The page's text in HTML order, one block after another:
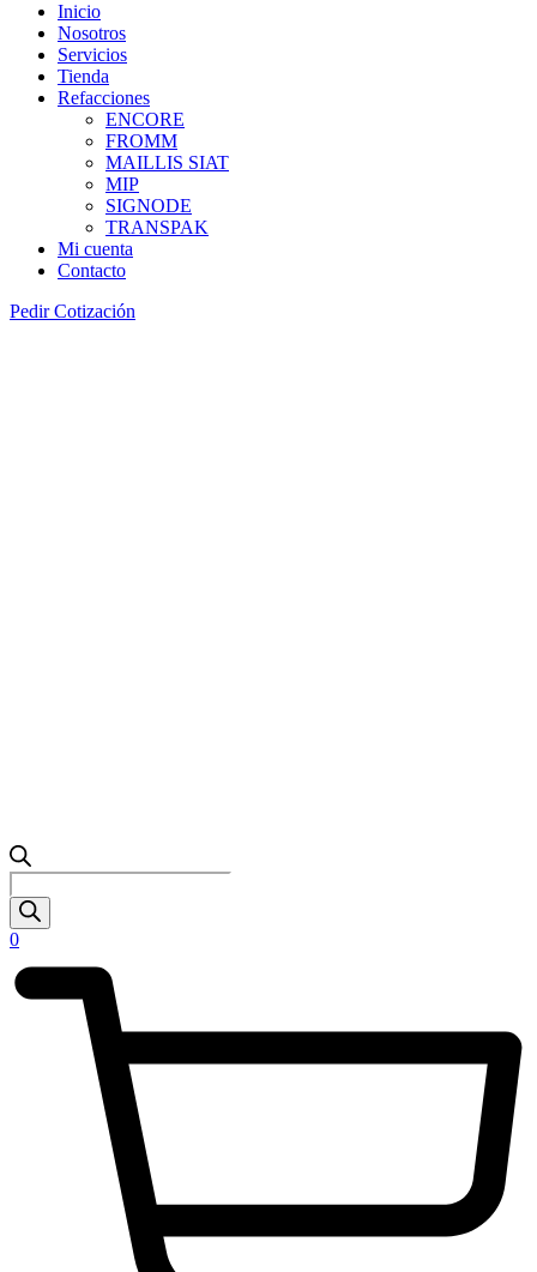
Inicio
Nosotros
Servicios
Tienda
Refacciones
ENCORE
FROMM
MAILLIS SIAT
MIP
SIGNODE
TRANSPAK
Mi cuenta
Contacto
Pedir Cotización
Products
search
0